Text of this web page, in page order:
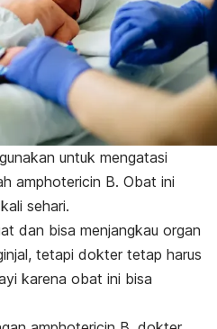
untuk mengatasi
amphotericin B. Obat ini
sehari.
dan bisa menjangkau organ
tetapi dokter tetap harus
karena obat ini bisa